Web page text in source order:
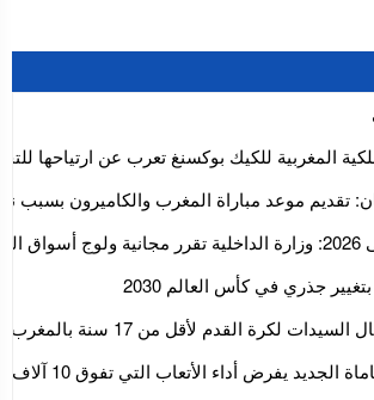
المغربية للكيك بوكسنغ تعرب عن ارتياحها
للحسابات
تقديم موعد مباراة المغرب والكاميرون بسبب
عيد الأضحى 2026: وزارة الداخلية تقرر مجانية ولوج
جذري في كأس العالم 2030
قرعة مونديال السيدات لكرة
يفرض أداء الأتعاب التي تفوق 10 آلاف درهم بالشيك